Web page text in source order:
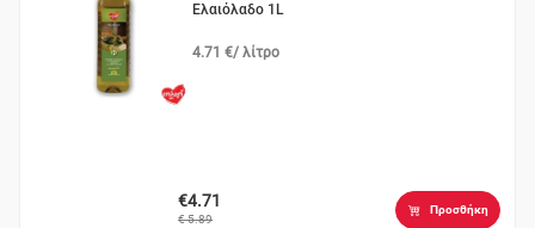
Ελαιόλαδο 1L
4.71 €/ λίτρο
€4.71
€ 5.89
Προσθήκη